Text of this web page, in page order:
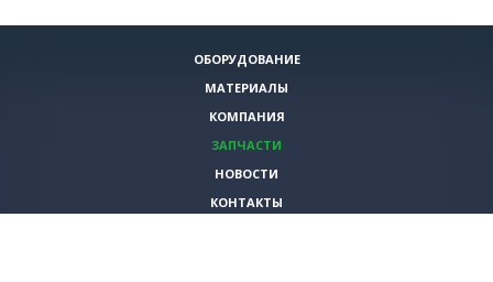
ОБОРУДОВАНИЕ
МАТЕРИАЛЫ
КОМПАНИЯ
ЗАПЧАСТИ
НОВОСТИ
КОНТАКТЫ